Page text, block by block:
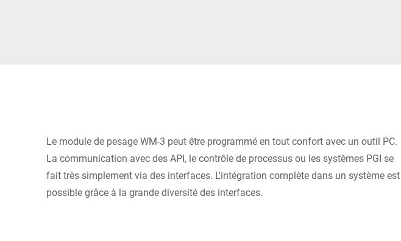
Le module de pesage WM-3 peut être programmé en tout confort avec un outil PC.
La communication avec des API, le contrôle de processus ou les systèmes PGI se
fait très simplement via des interfaces. L'intégration complète dans un système est
possible grâce à la grande diversité des interfaces.